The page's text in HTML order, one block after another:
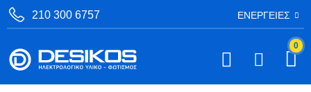
210 300 6757 ΕΝΈΡΓΕΙΕΣ
0